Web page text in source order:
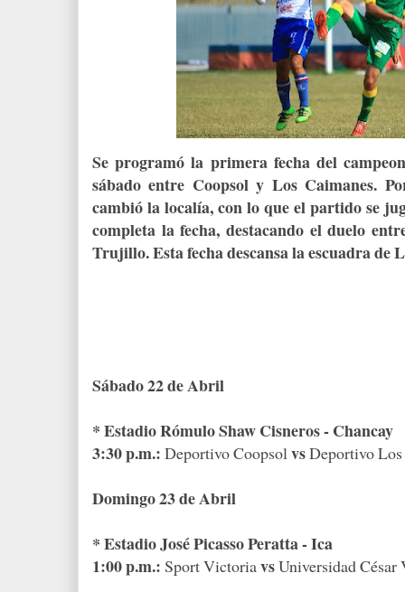
Se programó la primera fecha del
sábado entre Coopsol y Los Caimanes.
cambió la localía, con lo que el partido se
completa la fecha, destacando el duelo
Trujillo. Esta fecha descansa la escuadra de
Sábado 22 de Abril
* Estadio Rómulo Shaw Cisneros - Chancay
3:30 p.m.: Deportivo Coopsol vsDeportivo
Domingo 23 de Abril
* Estadio José Picasso Peratta - Ica
1:00 p.m.: Sport VictoriavsUniversidad César